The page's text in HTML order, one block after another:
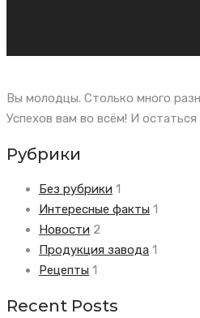
Вы молодцы. Столько много
Успехов вам во всём! И остаться
Рубрики
Без рубрики 1
Интересные факты 1
Новости 2
Продукция завода 1
Рецепты 1
Recent Posts